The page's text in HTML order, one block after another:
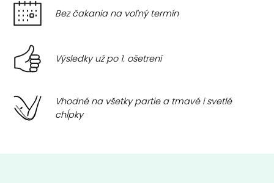
Bez čakania na voľný termín
Výsledky už po 1. ošetrení
Vhodné na všetky partie a tmavé i svetlé
chĺpky